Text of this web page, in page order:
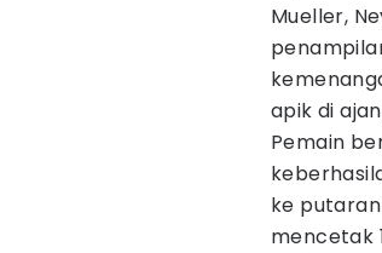
Mueller,
apik di
Pemain
ke
mencetak